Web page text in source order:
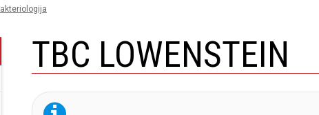
bakteriologija
TBC LOWENSTEIN